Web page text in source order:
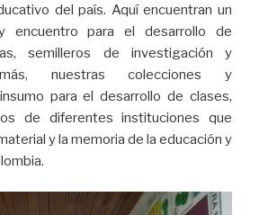
del país. Aquí encuentran un
encuentro para el desarrollo de
semilleros de investigación y
nuestras colecciones y
para el desarrollo de clases,
de diferentes instituciones que
y la memoria de la educación y